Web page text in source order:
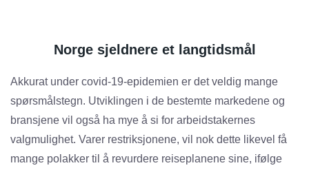
Norge sjeldnere et langtidsmål
Akkurat under covid-19-epidemien er det veldig mange
spørsmålstegn. Utviklingen i de bestemte markedene og
bransjene vil også ha mye å si for arbeidstakernes
valgmulighet. Varer restriksjonene, vil nok dette likevel få
mange polakker til å revurdere reiseplanene sine, ifølge